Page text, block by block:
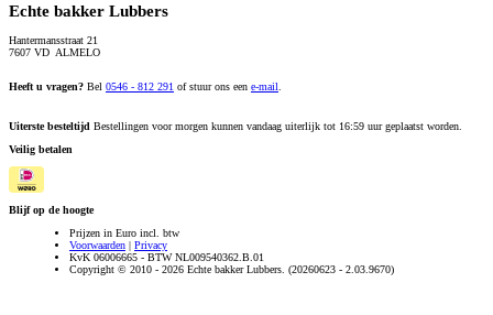
Echte bakker Lubbers
Hantermansstraat 21
7607 VD ALMELO
Heeft u vragen? Bel 0546 - 812 291 of stuur ons een e-mail.
Uiterste besteltijd Bestellingen voor morgen kunnen vandaag uiterlijk tot 16:59 uur geplaatst worden.
Veilig betalen
Blijf op de hoogte
Prijzen in Euro incl. btw
Voorwaarden | Privacy
KvK 06006665 - BTW NL009540362.B.01
Copyright © 2010 - 2026 Echte bakker Lubbers. (20260623 - 2.03.9670)